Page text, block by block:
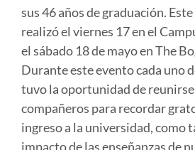
sus 46 años de graduación.
realizó el viernes 17 en el
el sábado 18 de mayo en The
Durante este evento cada uno
tuvo la oportunidad de reunirse
compañeros para recordar
ingreso a la universidad, como
impacto de las enseñanzas de